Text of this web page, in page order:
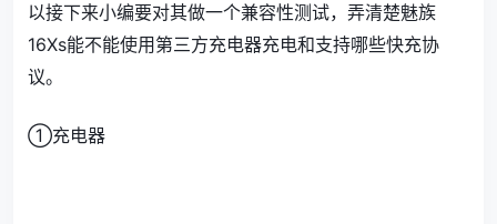
以接下来小编要对其做一个兼容性测试，弄清楚魅族
16Xs能不能使用第三方充电器充电和支持哪些快充协
议。
①充电器